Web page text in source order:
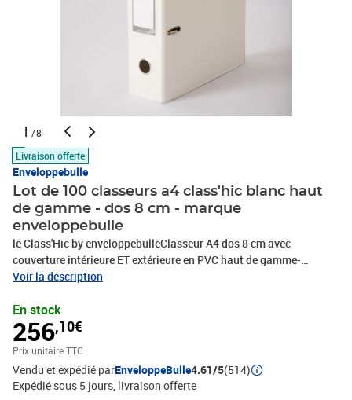
1 /8
Livraison offerte
Enveloppebulle
Lot de 100 classeurs a4 class'hic blanc haut
de gamme - dos 8 cm - marque
enveloppebulle
le Class'Hic by enveloppebulleClasseur A4 dos 8 cm avec
couverture intérieure ET extérieure en PVC haut de gamme-
couverture plastifiée extérieure et intérieure en totalité- renforts
gamme des classeurs de bureauCaractéristiques du classeur :-
Format : hauteur 32 cm * longueur 28 cm * dos 8 cm- Classeur
avec 2 anneaux métalliques équipé d'un mécanisme à levier -
entr'axe 8cm- Muni d'un système à encoches pour bloquer la
couverture (griffes de blocage)- Oeillet de préhension- Renforts
métalliques sur les bords inférieurs pour assurer une meilleure
Voir la description
En stock
256,10€
Prix unitaire TTC
Vendu et expédié parEnveloppeBulle4.61/5(514)
Expédié sous 5 jours livraison offerte